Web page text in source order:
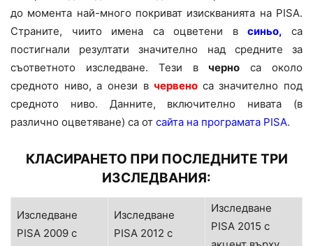
до момента най-много покриват изискванията на PISA.
Страните, чиито имена са оцветени всиньо,
са
постигнали резултати значително над средните за
съответното изследване. Тези вчерно са около
средното ниво, а онези вчервено са значително под
средното ниво. Данните, включително нивата (в
различно оцветяване) са от сайта на програмата PISA.
КЛАСИРАНЕТО ПРИ ПОСЛЕДНИТЕ ТРИ
ИЗСЛЕДВАНИЯ:
Изследване
PISA 2009 с
Изследване
PISA 2012 с
Изследване
PISA 2015 с